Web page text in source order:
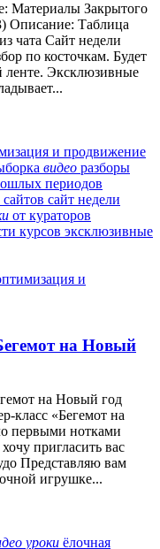
Материалы Закрытого
Описание: Таблица
чата Сайт недели
по косточкам. Будет
ленте. Эксклюзивные
и продвижение
видео разборы
периодов
сайт недели
от кураторов
курсов эксклюзивные
и
на Новый
на Новый год
класс «Бегемот на
первыми нотками
пригласить вас
Представляю вам
игрушке...
уроки ёлочная